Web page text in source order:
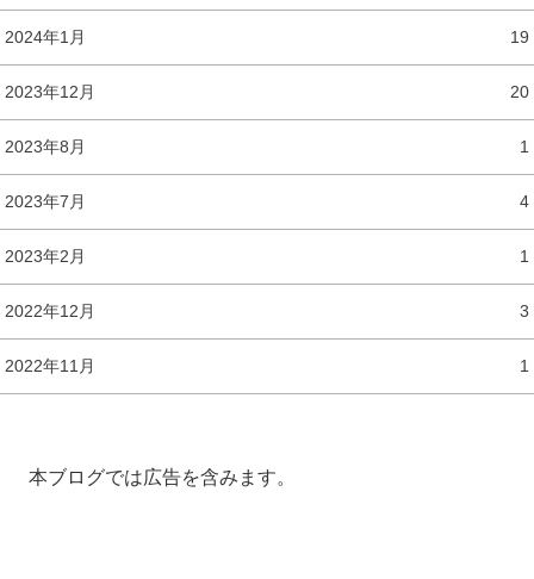
2024年1月 19
2023年12月 20
2023年8月 1
2023年7月 4
2023年2月 1
2022年12月 3
2022年11月 1
本ブログでは広告を含みます。